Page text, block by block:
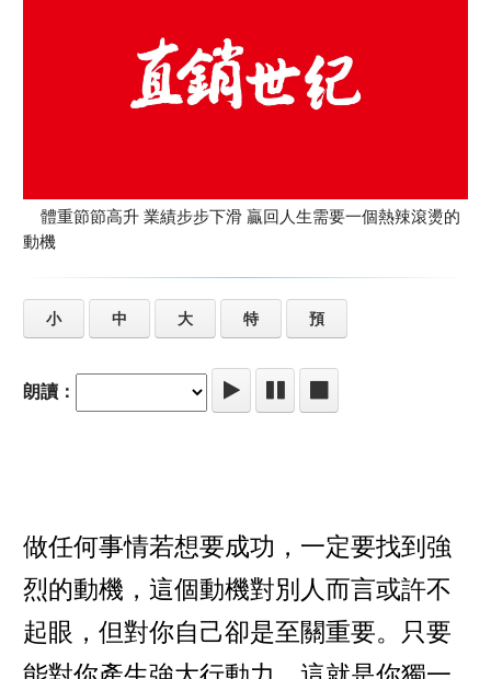
體重節節高升 業績步步下滑 贏回人生需要一個熱辣滾燙的
動機
小 中 大 特 預
朗讀：
做任何事情若想要成功，一定要找到強
烈的動機，這個動機對別人而言或許不
起眼，但對你自己卻是至關重要。只要